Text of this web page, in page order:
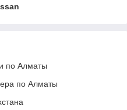
по Алматы
по Алматы